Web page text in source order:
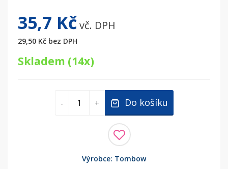
35,7 Kčvč. DPH
29,50 Kč bez DPH
Skladem (14x)
- + Do košíku
Výrobce: Tombow